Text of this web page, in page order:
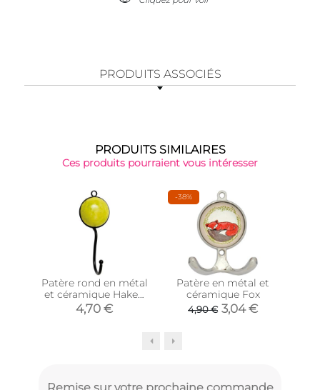
PRODUITS ASSOCIÉS
PRODUITS SIMILAIRES
Ces produits pourraient vous intéresser
Patère rond en métal
et céramique Haken
(Jaune)
4,70 €
-38%
Patère en métal et
céramique Fox
4,90 € 3,04 €
Remise sur votre prochaine commande